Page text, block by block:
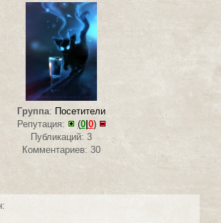
Группа: Посетители
Репутация:
(0| 0)
Публикаций: 3
Комментариев: 30